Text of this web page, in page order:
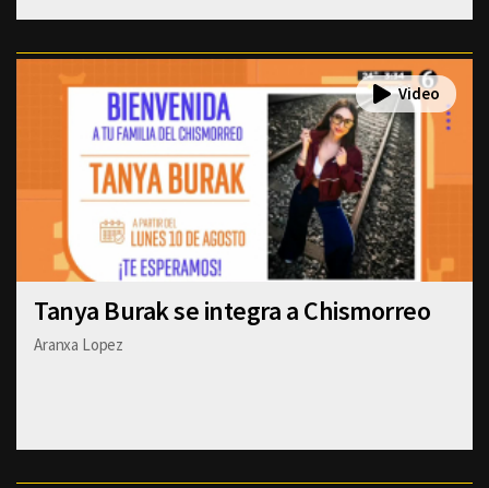
Tanya Burak se integra a Chismorreo
Aranxa Lopez